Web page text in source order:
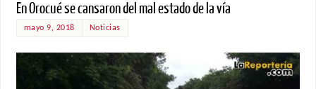
En Orocué se cansaron del mal estado de la vía
mayo 9, 2018 Noticias